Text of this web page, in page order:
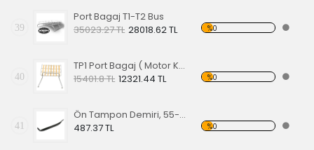
39
Port Bagaj T1-T2 Bus
35023.27 TL 28018.62 TL %0
40
TP1 Port Bagaj ( Motor Kaput Üstü )
15401.8 TL 12321.44 TL %0
41
Ön Tampon Demiri, 55-67 EA
487.37 TL
%0